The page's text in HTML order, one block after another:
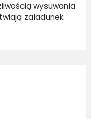
wysuwania
załadunek.